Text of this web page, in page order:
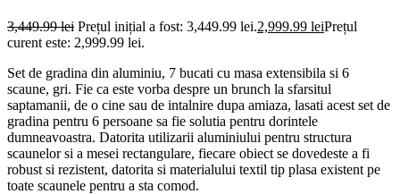
3,449.99lei Prețul inițial a fost: 3,449.99 lei.2,999.99 leiPrețul
curent este: 2,999.99 lei.
Set de gradina din aluminiu, 7 bucati cu masa extensibila si 6
scaune, gri. Fie ca este vorba despre un brunch la sfarsitul
saptamanii, de o cine sau de intalnire dupa amiaza, lasati acest set de
gradina pentru 6 persoane sa fie solutia pentru dorintele
dumneavoastra. Datorita utilizarii aluminiului pentru structura
scaunelor si a mesei rectangulare, fiecare obiect se dovedeste a fi
robust si rezistent, datorita si materialului textil tip plasa existent pe
toate scaunele pentru a sta comod.